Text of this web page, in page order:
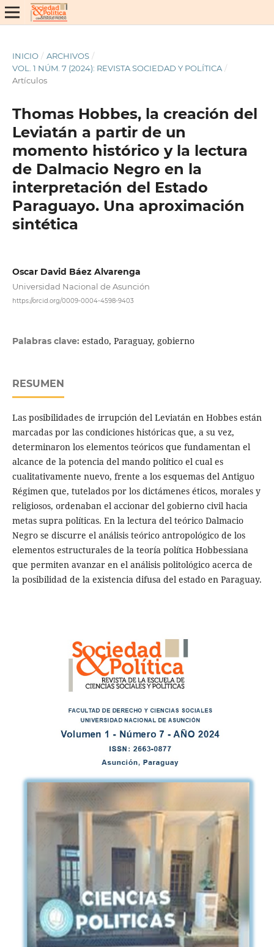
INICIO / ARCHIVOS /
VOL. 1 NÚM. 7 (2024): REVISTA SOCIEDAD Y POLÍTICA /
Artículos
Thomas Hobbes, la creación del
Leviatán a partir de un
momento histórico y la lectura
de Dalmacio Negro en la
interpretación del Estado
Paraguayo. Una aproximación
sintética
Oscar David Báez Alvarenga
Universidad Nacional de Asunción
https://orcid.org/0009-0004-4598-9403
Palabras clave: estado, Paraguay, gobierno
RESUMEN
Las posibilidades de irrupción del Leviatán en Hobbes están
marcadas por las condiciones históricas que, a su vez,
determinaron los elementos teóricos que fundamentan el
alcance de la potencia del mando político el cual es
cualitativamente nuevo, frente a los esquemas del Antiguo
Régimen que, tutelados por los dictámenes éticos, morales y
religiosos, ordenaban el accionar del gobierno civil hacia
metas supra políticas. En la lectura del teórico Dalmacio
Negro se discurre el análisis teórico antropológico de los
elementos estructurales de la teoría política Hobbessiana
que permiten avanzar en el análisis politológico acerca de
la posibilidad de la existencia difusa del estado en Paraguay.